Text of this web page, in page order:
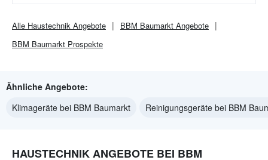
Alle Haustechnik Angebote BBM Baumarkt Angebote
BBM Baumarkt Prospekte
Ähnliche Angebote:
Klimageräte bei BBM Baumarkt
Reinigungsgeräte bei BBM
HAUSTECHNIK ANGEBOTE BEI BBM